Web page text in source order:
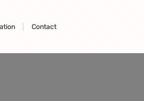
to temporarily suppress the notice in
attribute should be used to temporarily
Contact